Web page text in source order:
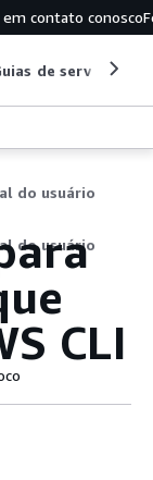
contato conosco
de serviço
do usuário
do usuário
CLI